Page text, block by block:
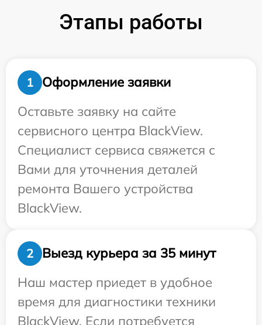
Этапы работы
1
Оформление заявки
Оставьте заявку на сайте
сервисного центра BlackView.
Специалист сервиса свяжется с
Вами для уточнения деталей
ремонта Вашего устройства
BlackView.
2
Выезд курьера за 35 минут
Наш мастер приедет в удобное
время для диагностики техники
BlackView. Если потребуется